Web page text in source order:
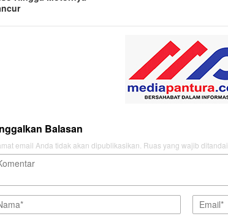
Balasan
email Anda tidak akan dipublikasikan. Ruas yang wajib ditandai